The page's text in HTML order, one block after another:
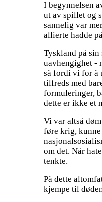
I begynnelsen
ut av spillet og
sannelig var
allierte hadde
Tyskland på
uavhengighet -
så fordi vi for å
tilfreds med
formuleringer,
dette er ikke et
Vi var altså
føre krig,
om det. Når
tenkte.
På dette
kjempe til